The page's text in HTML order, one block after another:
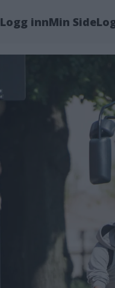
Logg innMin Side